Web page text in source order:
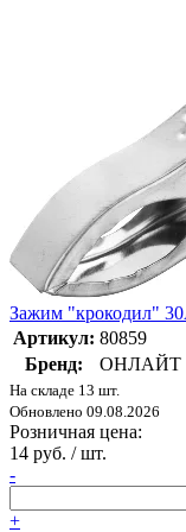
Зажим "крокодил"
Артикул: 80859
Бренд:
ОНЛАЙТ
На складе 13 шт.
Обновлено 09.08.2026
Розничная цена:
14 руб. / шт.
-
+